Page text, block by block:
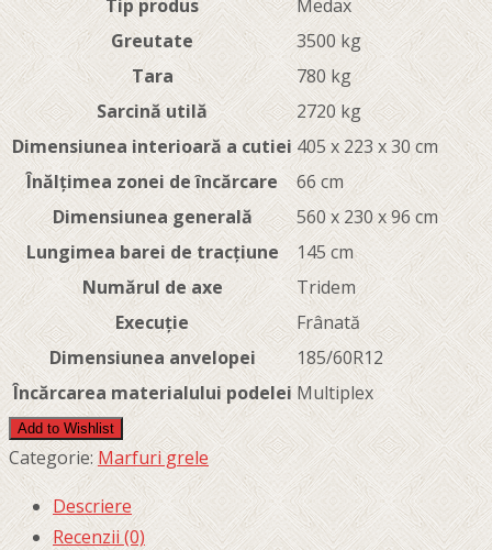
Tip produs
Medax
Greutate
3500 kg
Tara
780 kg
Sarcină utilă
2720 kg
Dimensiunea interioară a cutiei 405 x 223 x 30 cm
Înălțimea zonei de încărcare
66 cm
Dimensiunea generală
560 x 230 x 96 cm
Lungimea barei de tracțiune
145 cm
Numărul de axe
Tridem
Execuție
Frânată
Dimensiunea anvelopei
185/60R12
Încărcarea materialului podelei Multiplex
Add to Wishlist
Categorie:Marfuri grele
Descriere
Recenzii (0)